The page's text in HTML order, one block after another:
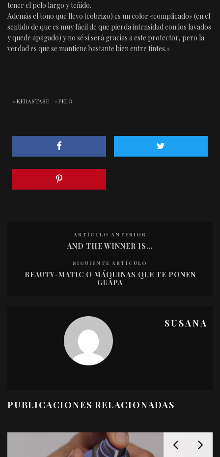
tener el pelo largo y teñido.
Además el tono que llevo (cobrizo) es un color «complicado» (en el
sentido de que es muy fácil de que pierda intensidad con los lavados
y quede apagado) y no sé si será gracias a este protector, pero la
verdad es que se mantiene bastante bien entre tintes.»
KERASTASE PELO
ARTÍCULO ANTERIOR
AND THE WINNER IS…
SIGUIENTE ARTÍCULO
BEAUTY-MATIC O MÁQUINAS QUE TE PONEN
GUAPA
SUSANA
PUBLICACIONES RELACIONADAS